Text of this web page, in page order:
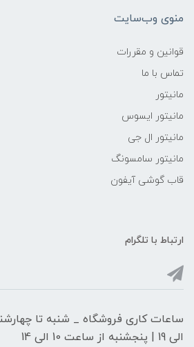
منوی وب‌سایت
قوانین و مقررات
تماس با ما
مانیتور
مانیتور ایسوس
مانیتور ال جی
مانیتور سامسونگ
قاب گوشی آیفون
ارتباط با تلگرام
الی 19 | پنجشنبه از ساعت 10 الی 14